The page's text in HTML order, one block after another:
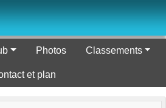
Photos Classements
et plan